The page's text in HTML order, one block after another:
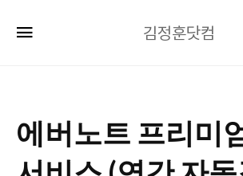
정
김정훈닷컴
에버노트 프리미